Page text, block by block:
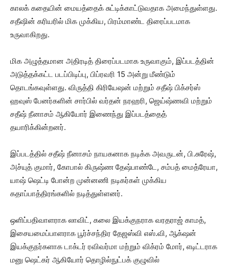
காலக் கதையின் மையத்தைக் சுட்டிக்காட்டுவதாக அமைந்துள்ளது.
சதீஷின் கரியரில் மிக முக்கிய, பிரம்மாண்ட திரைப்படமாக
உருவாகிறது.
மிக அழுத்தமான அதிரடித் திரைப்படமாக உருவாகும், இப்படத்தின்
அடுத்தக்கட்ட படப்பிடிப்பு, பிப்ரவரி 15 அன்று மீண்டும்
தொடங்கவுள்ளது. விருத்தி கிரியேஷன் மற்றும் சதீஷ் பிக்சர்ஸ்
ஹவுஸ் பேனர்களின் சார்பில் வர்தன் நரஹரி, ஜெய்ஷ்ணவி மற்றும்
சதீஷ் நீனாசம் ஆகியோர் இணைந்து இப்படத்தைத்
தயாரிக்கின்றனர்.
இப்படத்தில் சதீஷ் நீனாசம் நாயகனாக நடிக்க அவருடன், பி.சுரேஷ்,
அச்யுத் குமார், கோபால் கிருஷ்ண தேஷ்பாண்டே, சம்பத் மைத்ரேயா,
யாஷ் ஷெட்டி போன்ற முன்னணி நடிகர்கள் முக்கிய
கதாப்பாத்திரங்களில் நடித்துள்ளனர்.
ஒளிப்பதிவாளராக லாவிட், கலை இயக்குநராக வரதராஜ் காமத்,
இசையமைப்பாளராக பூர்ச்சந்திர தேஜஸ்வி எஸ்.வி, ஆக்‌ஷன்
இயக்குநர்களாக டாக்டர் ரவிவர்மா மற்றும் விக்ரம் மோர், எடிட்டராக
மனு ஷெட்கர் ஆகியோர் தொழில்நுட்பக் குழுவில்